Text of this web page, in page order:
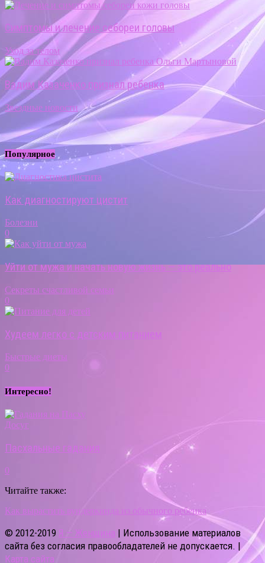
Симптомы и лечение себореи головы
Уход за телом
Вадим Казаченко признал ребенка
Звездные новости
Популярное
Как диагностируют цистит
Болезни
0
Уйти от мужа и начать новую жизнь — это реально
Секреты счастливой семьи
0
Худеем легко с детским питанием
Быстрые диеты
0
Интересно!
Досуг
Пасхальные гадания
0
Читайте также:
Как вырастить вундеркинда из обычного ребенка
© 2012-2019 Я — Женщина | Использование материалов
сайта без согласия правообладателей не допускается. |
Карта сайта